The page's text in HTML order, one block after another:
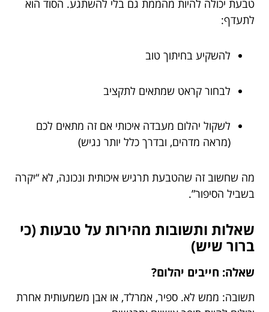
טבעת יכולה להיות מהממת גם בלי להשתגע. הסוד הוא
לתעדף:
להשקיע בחיתוך טוב
לבחור קראט שמתאים לתקציב
לשקול יהלום מעבדה איכותי אם זה מתאים לכם
(מראה מדהים, ובדרך כלל יותר נגיש)
מה שחשוב זה שהטבעת תרגיש איכותית ונכונה, לא “יקרה
בשביל הסיפור”.
שאלות ותשובות מהירות על טבעות (כי
ברור שיש)
שאלה: חייבים יהלום?
תשובה: ממש לא. ספיר, אמרלד, או אבן משמעותית אחרת